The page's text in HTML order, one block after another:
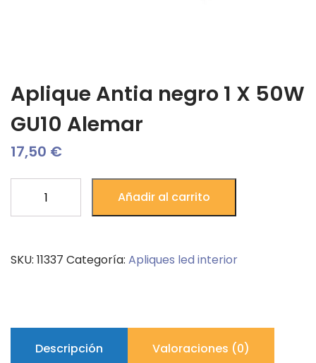
Aplique Antia negro 1 X 50W
GU10 Alemar
17,50 €
X
Alemar
cantidad
Añadir al carrito
SKU: 11337 Categoría: Apliques led interior
Descripción Valoraciones (0)